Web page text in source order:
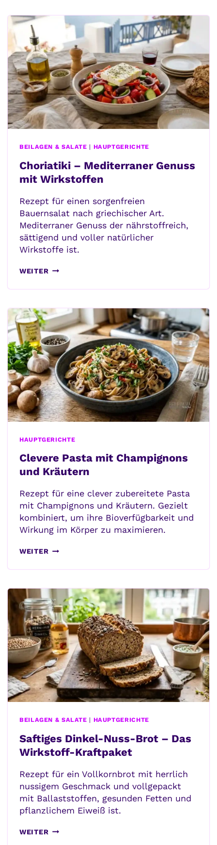
WALNUSS-
BEILAGEN & SALATE | HAUPTGERICHTE
Choriatiki – Mediterraner Genuss
mit Wirkstoffen
Rezept für einen sorgenfreien
Bauernsalat nach griechischer Art.
Mediterraner Genuss der nährstoffreich,
sättigend und voller natürlicher
Wirkstoffe ist.
WEITERCHORIATIKI
MIT
WIRKSTOFFEN
HAUPTGERICHTE
Clevere Pasta mit Champignons
und Kräutern
Rezept für eine clever zubereitete Pasta
mit Champignons und Kräutern. Gezielt
kombiniert, um ihre Bioverfügbarkeit und
Wirkung im Körper zu maximieren.
WEITERCLEVERE
CHAMPIGNONS
UND
KRÄUTERN
BEILAGEN & SALATE | HAUPTGERICHTE
Saftiges Dinkel-Nuss-Brot – Das
Wirkstoff-Kraftpaket
Rezept für ein Vollkornbrot mit herrlich
nussigem Geschmack und vollgepackt
mit Ballaststoffen, gesunden Fetten und
pflanzlichem Eiweiß ist.
WEITERSAFTIGES